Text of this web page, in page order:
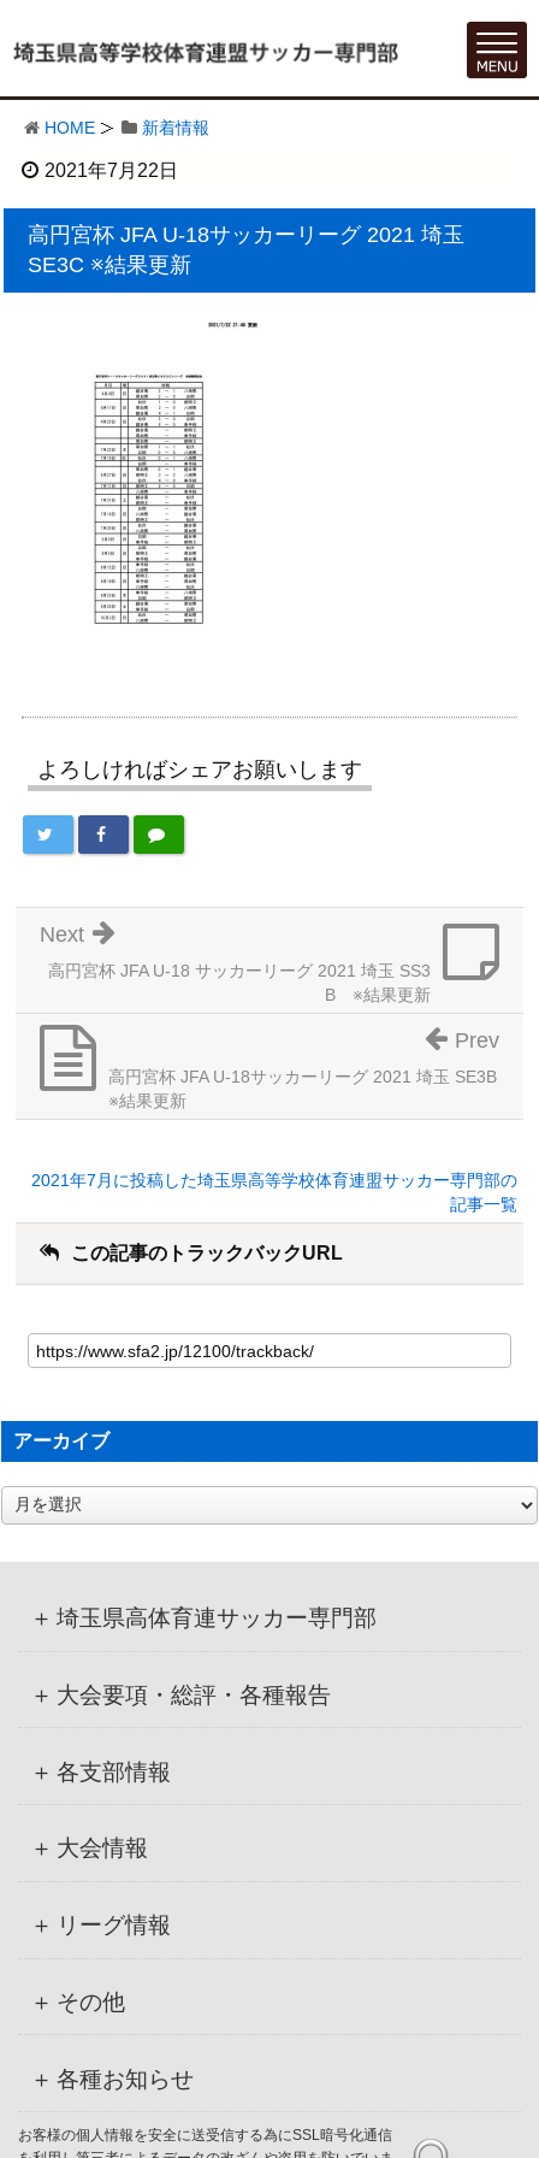
HOME 新着情報
2021年7月22日
高円宮杯 JFA U-18サッカーリーグ 2021 埼玉
SE3C ※結果更新
よろしければシェアお願いします
高円宮杯 JFA U-18 サッカーリーグ 2021 埼玉 SS3
B ※結果更新
Next
高円宮杯 JFA U-18サッカーリーグ 2021 埼玉 SE3B
※結果更新
Prev
2021年7月に投稿した埼玉県高等学校体育連盟サッカー専門部の
記事一覧
この記事のトラックバックURL
アーカイブ
ア
ー
埼玉県高体育連サッカー専門部
大会要項・総評・各種報告
各支部情報
大会情報
リーグ情報
その他
各種お知らせ
お客様の個人情報を安全に送受信する為にSSL暗号化通信